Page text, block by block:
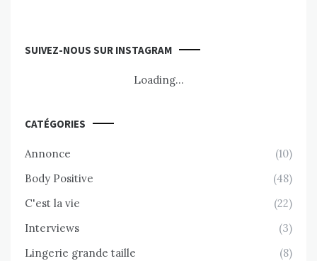
SUIVEZ-NOUS SUR INSTAGRAM
Loading...
CATÉGORIES
Annonce
(10)
Body Positive
(48)
C'est la vie
(22)
Interviews
(3)
Lingerie grande taille
(8)